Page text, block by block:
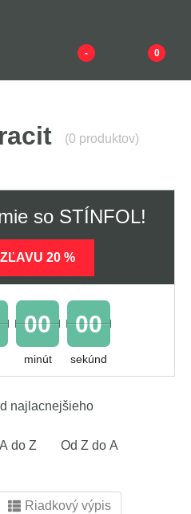
- 0
(0 produktov)
so STÍNFOL!
20 %
00
minút
00
sekúnd
najlacnejšieho
do Z Od Z do A
Riadkový výpis